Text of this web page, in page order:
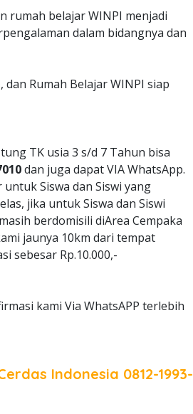
rumah belajar WINPI menjadi
dalam bidangnya dan
Rumah Belajar WINPI siap
TK usia 3 s/d 7 Tahun bisa
dan juga dapat VIA WhatsApp.
Siswa dan Siswi yang
jika untuk Siswa dan Siswi
berdomisili diArea Cempaka
jaunya 10km dari tempat
sebesar Rp.10.000,-
kami Via WhatsAPP terlebih
Indonesia 0812-1993-